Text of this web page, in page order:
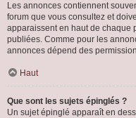
Les annonces contiennent
forum que vous consultez et
apparaissent en haut de chaque
publiées. Comme pour les
annonces dépend des
Haut
Que sont les sujets épinglés ?
Un sujet épinglé apparaît en